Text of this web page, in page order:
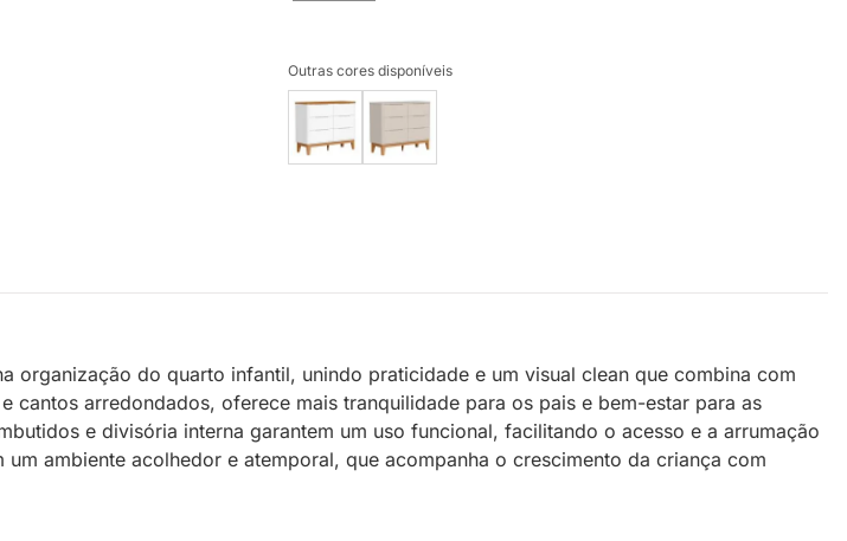
Outras cores disponíveis
organização do quarto infantil, unindo praticidade e um visual clean que combina com
arredondados, oferece mais tranquilidade para os pais e bem-estar para as
e divisória interna garantem um uso funcional, facilitando o acesso e a arrumação
ambiente acolhedor e atemporal, que acompanha o crescimento da criança com